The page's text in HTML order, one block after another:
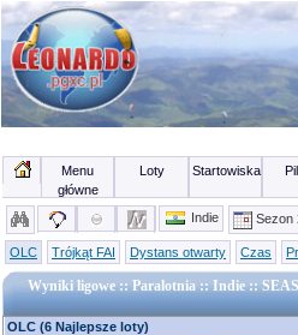
Menu
główne
Loty Startowiska
Indie
Sezon
OLC Trójkąt FAI Dystans otwarty Czas
Wyniki ligowe :: Paralotnia :: Indie ::
OLC (6 Najlepsze loty)